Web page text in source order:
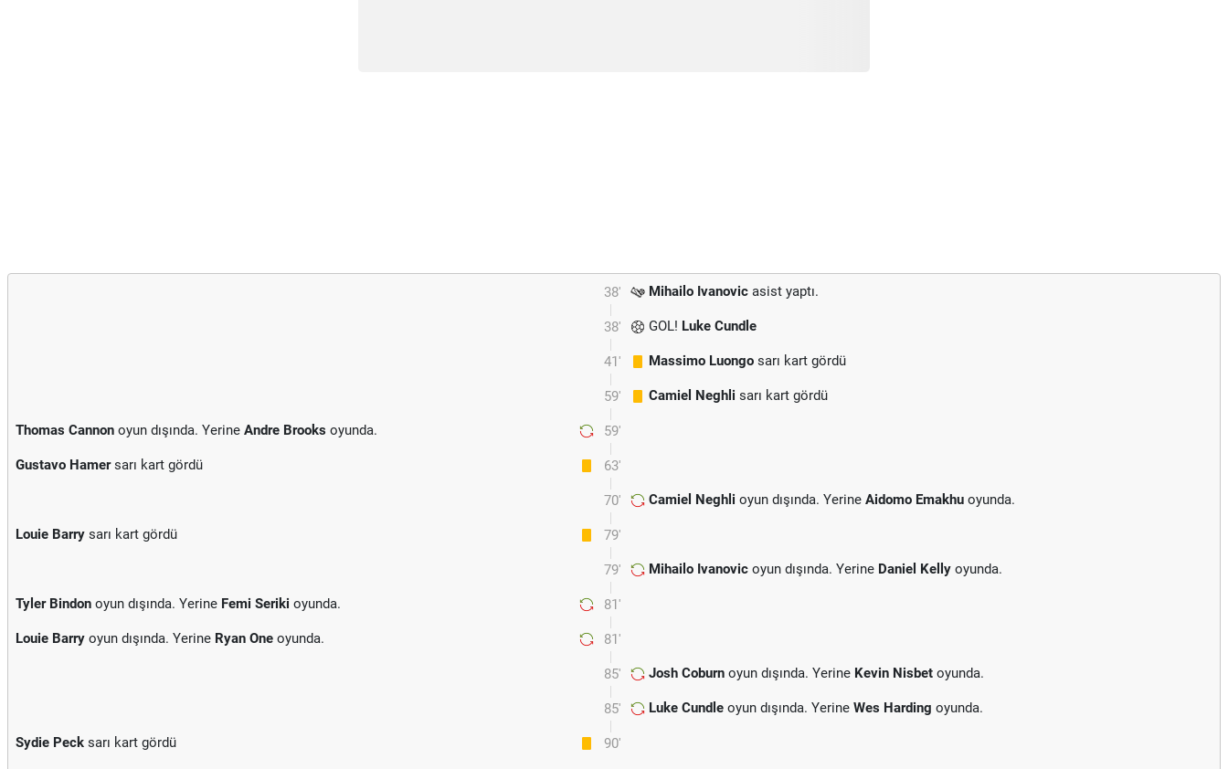
38' Mihailo Ivanovic asist yaptı.
38' GOL! Luke Cundle
41' Massimo Luongo sarı kart gördü
59' Camiel Neghli sarı kart gördü
59'
Thomas Cannon oyun dışında. Yerine Andre Brooks oyunda.
63'
Gustavo Hamersarı kart gördü
70' Camiel Neghli oyun dışında. Yerine Aidomo Emakhu oyunda.
79'
Louie Barry sarı kart gördü
79' Mihailo Ivanovic oyun dışında. Yerine Daniel Kelly oyunda.
81'
Tyler Bindon oyun dışında. Yerine Femi Seriki oyunda.
81'
Louie Barry oyun dışında. Yerine Ryan One oyunda.
85' Josh Coburn oyun dışında. Yerine Kevin Nisbet oyunda.
85' Luke Cundle oyun dışında. Yerine Wes Harding oyunda.
90'
Sydie Peck sarı kart gördü